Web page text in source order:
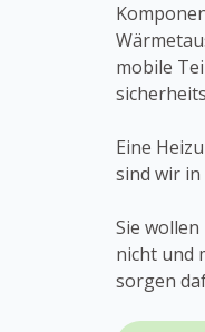
mobile
Eine
sind wir
Sie
nicht und
sorgen